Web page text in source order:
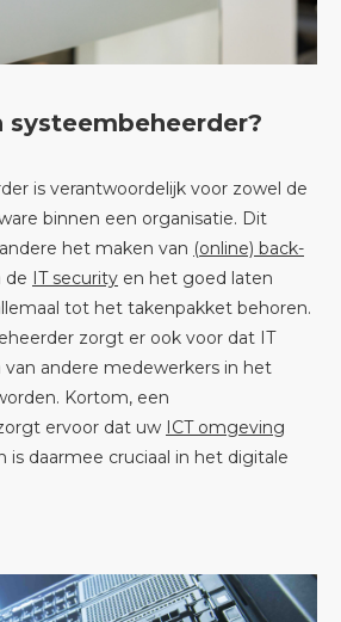
is verantwoordelijk voor zowel de
binnen een organisatie. Dit
het maken van (online) back-
de IT security en het goed laten
tot het takenpakket behoren.
zorgt er ook voor dat IT
andere medewerkers in het
Kortom, een
ervoor dat uw ICT omgeving
is daarmee cruciaal in het digitale